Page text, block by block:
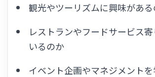
観光やツーリズムに興味があ
レストランやフードサービス
いるのか
イベント企画やマネジメント